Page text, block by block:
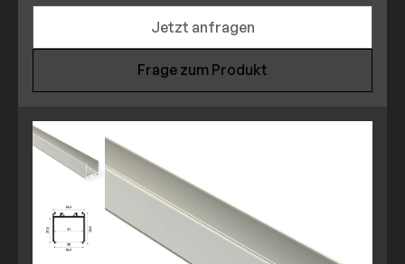
Jetzt anfragen
Frage zum Produkt